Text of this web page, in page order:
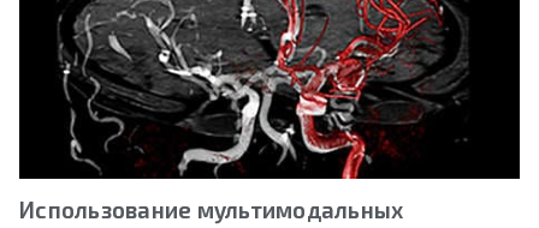
Использование мультимодальных